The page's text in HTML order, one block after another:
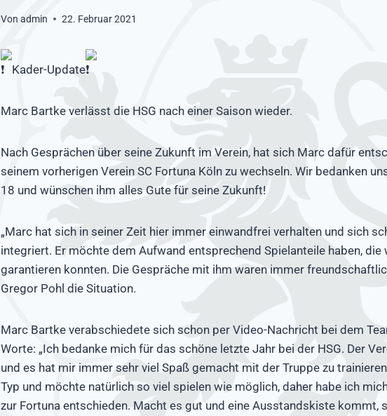
Von admin 22. Februar 2021
Kader-Update
Marc Bartke verlässt die HSG nach einer Saison wieder.
Nach Gesprächen über seine Zukunft im Verein, hat sich Marc dafür
seinem vorherigen Verein SC Fortuna Köln zu wechseln. Wir bedanken
18 und wünschen ihm alles Gute für seine Zukunft!
„Marc hat sich in seiner Zeit hier immer einwandfrei verhalten und sich
integriert. Er möchte dem Aufwand entsprechend Spielanteile haben, die
garantieren konnten. Die Gespräche mit ihm waren immer
Gregor Pohl die Situation.
Marc Bartke verabschiedete sich schon per Video-Nachricht bei dem
Worte: „Ich bedanke mich für das schöne letzte Jahr bei der HSG. Der
und es hat mir immer sehr viel Spaß gemacht mit der Truppe zu
Typ und möchte natürlich so viel spielen wie möglich, daher habe ich
zur Fortuna entschieden. Macht es gut und eine Ausstandskiste kommt,